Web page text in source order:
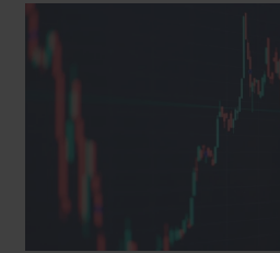
Ostern erleben